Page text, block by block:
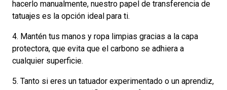
hacerlo manualmente, nuestro papel de transferencia de
tatuajes es la opción ideal para ti.
4. Mantén tus manos y ropa limpias gracias a la capa
protectora, que evita que el carbono se adhiera a
cualquier superficie.
5. Tanto si eres un tatuador experimentado o un aprendiz,